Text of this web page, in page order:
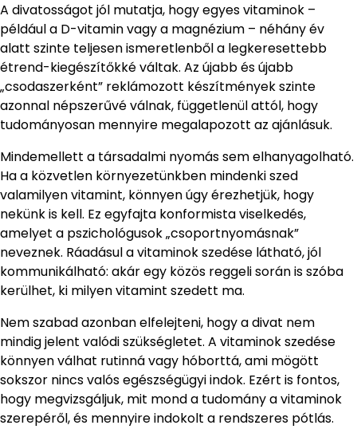
A divatosságot jól mutatja, hogy egyes vitaminok –
például a D-vitamin vagy a magnézium – néhány év
alatt szinte teljesen ismeretlenből a legkeresettebb
étrend-kiegészítőkké váltak. Az újabb és újabb
„csodaszerként” reklámozott készítmények szinte
azonnal népszerűvé válnak, függetlenül attól, hogy
tudományosan mennyire megalapozott az ajánlásuk.
Mindemellett a társadalmi nyomás sem elhanyagolható.
Ha a közvetlen környezetünkben mindenki szed
valamilyen vitamint, könnyen úgy érezhetjük, hogy
nekünk is kell. Ez egyfajta konformista viselkedés,
amelyet a pszichológusok „csoportnyomásnak”
neveznek. Ráadásul a vitaminok szedése látható, jól
kommunikálható: akár egy közös reggeli során is szóba
kerülhet, ki milyen vitamint szedett ma.
Nem szabad azonban elfelejteni, hogy a divat nem
mindig jelent valódi szükségletet. A vitaminok szedése
könnyen válhat rutinná vagy hóborttá, ami mögött
sokszor nincs valós egészségügyi indok. Ezért is fontos,
hogy megvizsgáljuk, mit mond a tudomány a vitaminok
szerepéről, és mennyire indokolt a rendszeres pótlás.